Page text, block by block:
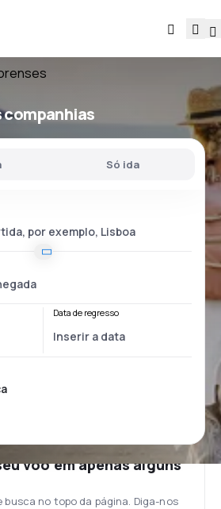
Só ida
Data de regresso
voo em apenas alguns
busca no topo da página. Diga-nos